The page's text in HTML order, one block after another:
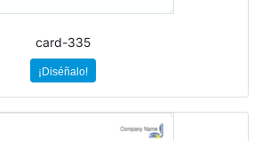
card-335
¡Diséñalo!